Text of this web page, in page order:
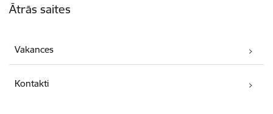
Ātrās saites
Vakances
Kontakti